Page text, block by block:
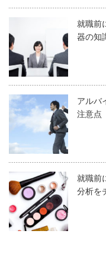
就職前
器の知
アルバ
注意点
就職前
分析を